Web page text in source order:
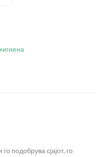
подобрува сјајот, го